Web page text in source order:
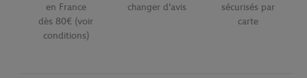
en France
dès 80€ (voir
conditions)
changer d'avis
sécurisés par
carte